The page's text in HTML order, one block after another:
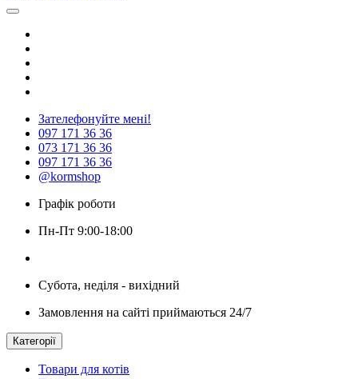
Зателефонуйте мені!
097 171 36 36
073 171 36 36
097 171 36 36
@kormshop
Графік роботи
Пн-Пт 9:00-18:00
Субота, неділя - вихідний
Замовлення на сайті приймаються 24/7
Категорії
Товари для котів